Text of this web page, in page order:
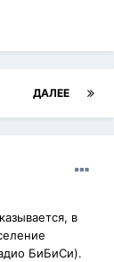
ДАЛЕЕ
в
БиБиСи).